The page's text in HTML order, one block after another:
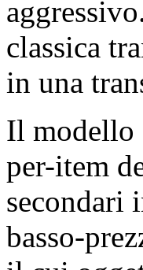
classica
in una
Il modello
per-item
secondari
basso-